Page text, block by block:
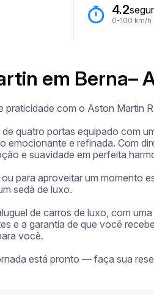
4.2
0-100 km/h
em Berna–
praticidade com o Aston Martin
quatro portas equipado com
emocionante e refinada. Com
e suavidade em perfeita
para aproveitar um momento
sedã de luxo.
de carros de luxo, com
e a garantia de que você
você.
está pronto — faça sua